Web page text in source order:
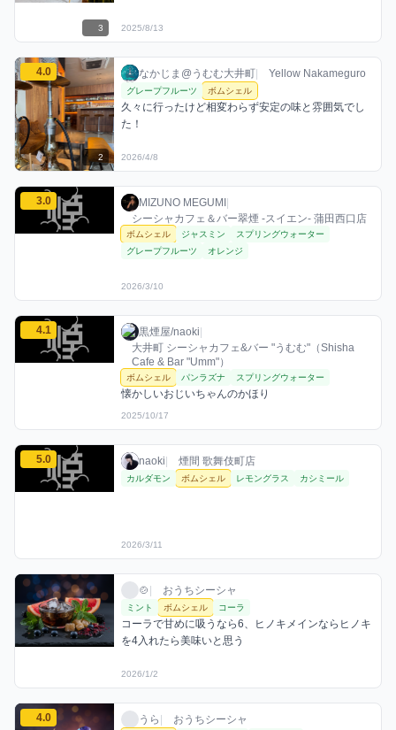
3 2025/8/13
なかじま@うむむ大井町のボムシェルミックスを見る
4.0
2
なかじま@うむむ大井町 / お店シーシャ /
なかじま@うむむ大井町 Yellow Nakameguro
利用フレーバー
グレープフルーツ ボムシェル
コメント
久々に行ったけど相変わらず安定の味と雰囲気でし
た！
評価
2026/4/8
MIZUNO MEGUMIのボムシェルミックスを見る
3.0 MIZUNO MEGUMI / お店シーシャ / 2026年
MIZUNO MEGUMI
シーシャカフェ＆バー翠煙 -スイエン- 蒲田西口店
利用フレーバー
ボムシェル ジャスミン
スプリングウォーター
グレープフルーツ
オレンジ
評価
2026/3/10
黒煙屋/naokiのボムシェルミックスを見る
4.1 黒煙屋/naoki / お店シーシャ / 2025年10月
黒煙屋/naoki
大井町 シーシャカフェ&バー "うむむ"（Shisha
Cafe & Bar "Umm"）
利用フレーバー
ボムシェル パンラズナ スプリングウォーター
コメント
懐かしいおじいちゃんのかほり
評価
2025/10/17
naokiのボムシェルミックスを見る
5.0 naoki / お店シーシャ / 2026年3月11日
naoki 煙間 歌舞伎町店
利用フレーバー
カルダモン ボムシェル レモングラス カシミール
評価
2026/3/11
🍲のボムシェルミックスを見る🍲 / おうちシーシャ / 2026年1月2日
🍲 おうちシーシャ
利用フレーバー
ミント ボムシェル コーラ
コメント
コーラで甘めに吸うなら6、ヒノキメインならヒノキ
を4入れたら美味いと思う
2026/1/2
うらのボムシェルミックスを見る
4.0 うら / おうちシーシャ / 2025年10月8日
うら おうちシーシャ
利用フレーバー
コメント
評価